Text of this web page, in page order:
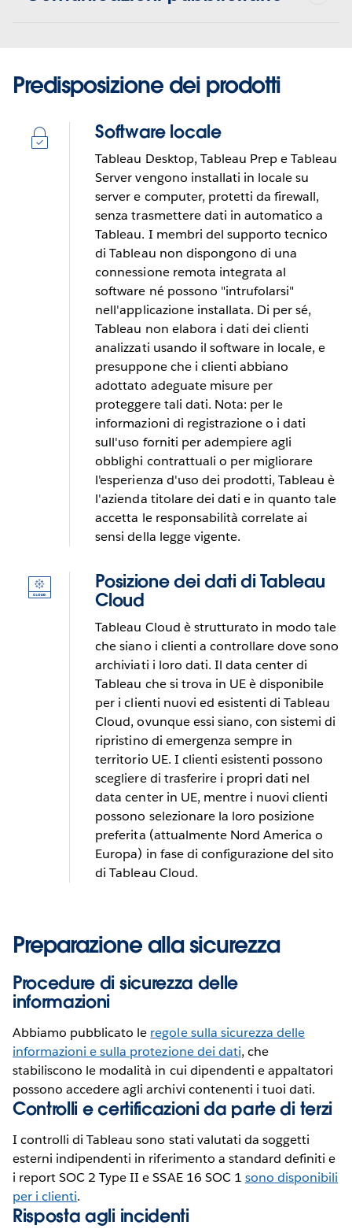
Predisposizione dei prodotti
Software locale
Tableau Desktop, Tableau Prep e Tableau
Server vengono installati in locale su
server e computer, protetti da firewall,
senza trasmettere dati in automatico a
Tableau. I membri del supporto tecnico
di Tableau non dispongono di una
connessione remota integrata al
software né possono "intrufolarsi"
nell'applicazione installata. Di per sé,
Tableau non elabora i dati dei clienti
analizzati usando il software in locale, e
presuppone che i clienti abbiano
adottato adeguate misure per
proteggere tali dati. Nota: per le
informazioni di registrazione o i dati
sull'uso forniti per adempiere agli
obblighi contrattuali o per migliorare
l'esperienza d'uso dei prodotti, Tableau è
l'azienda titolare dei dati e in quanto tale
accetta le responsabilità correlate ai
sensi della legge vigente.
Posizione dei dati di Tableau
Cloud
Tableau Cloud è strutturato in modo tale
che siano i clienti a controllare dove sono
archiviati i loro dati. Il data center di
Tableau che si trova in UE è disponibile
per i clienti nuovi ed esistenti di Tableau
Cloud, ovunque essi siano, con sistemi di
ripristino di emergenza sempre in
territorio UE. I clienti esistenti possono
scegliere di trasferire i propri dati nel
data center in UE, mentre i nuovi clienti
possono selezionare la loro posizione
preferita (attualmente Nord America o
Europa) in fase di configurazione del sito
di Tableau Cloud.
Preparazione alla sicurezza
Procedure di sicurezza delle
informazioni
Abbiamo pubblicato le regole sulla sicurezza delle
informazioni e sulla protezione dei dati, che
stabiliscono le modalità in cui dipendenti e appaltatori
possono accedere agli archivi contenenti i tuoi dati.
Controlli e certificazioni da parte di terzi
I controlli di Tableau sono stati valutati da soggetti
esterni indipendenti in riferimento a standard definiti e
i report SOC 2 Type II e SSAE 16 SOC 1 sono disponibili
per i clienti.
Risposta agli incidenti